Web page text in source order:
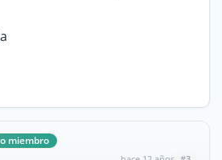
miembro